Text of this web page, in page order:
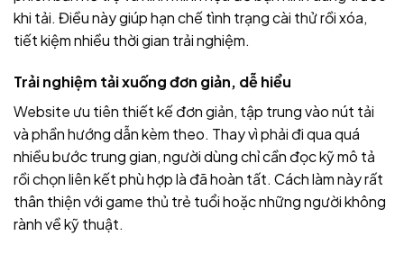
khi tải. Điều này giúp hạn chế tình trạng cài thử rồi xóa,
tiết kiệm nhiều thời gian trải nghiệm.
Trải nghiệm tải xuống đơn giản, dễ hiểu
Website ưu tiên thiết kế đơn giản, tập trung vào nút tải
và phần hướng dẫn kèm theo. Thay vì phải đi qua quá
nhiều bước trung gian, người dùng chỉ cần đọc kỹ mô tả
rồi chọn liên kết phù hợp là đã hoàn tất. Cách làm này rất
thân thiện với game thủ trẻ tuổi hoặc những người không
rành về kỹ thuật.